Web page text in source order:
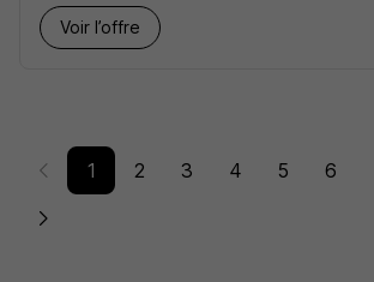
Voir l’offre
1 2 3 4 5 6